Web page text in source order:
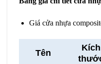
Giá cửa nhựa
Tên
Kích